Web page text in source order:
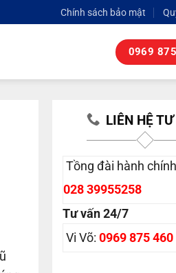
Chính sách bảo mật
0969
LIÊN HỆ
Tồng đài hành
028 39955258
Tư vấn 24/7
Vi Võ: 0969 875 460